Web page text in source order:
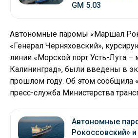
GM 5.03
Автономные паромы «Маршал
«Генерал Черняховский»,
линии «Морской порт Усть-Луга –
Калининград», были введены в
прошлом году. Об этом сообщила
пресс-служба Министерства
Автономные
Рокоссовский» и